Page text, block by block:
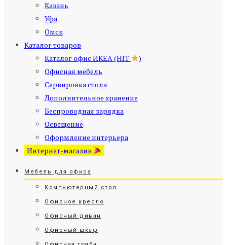
Казань
Уфа
Омск
Каталог товаров
Каталог офис ИКЕА (HIT
)
Офисная мебель
Сервировка стола
Дополнительное хранение
Беспроводная зарядка
Освещение
Оформление интерьера
Интернет-магазин
Мебель для офиса
Компьютерный стол
Офисное кресло
Офисный диван
Офисный шкаф